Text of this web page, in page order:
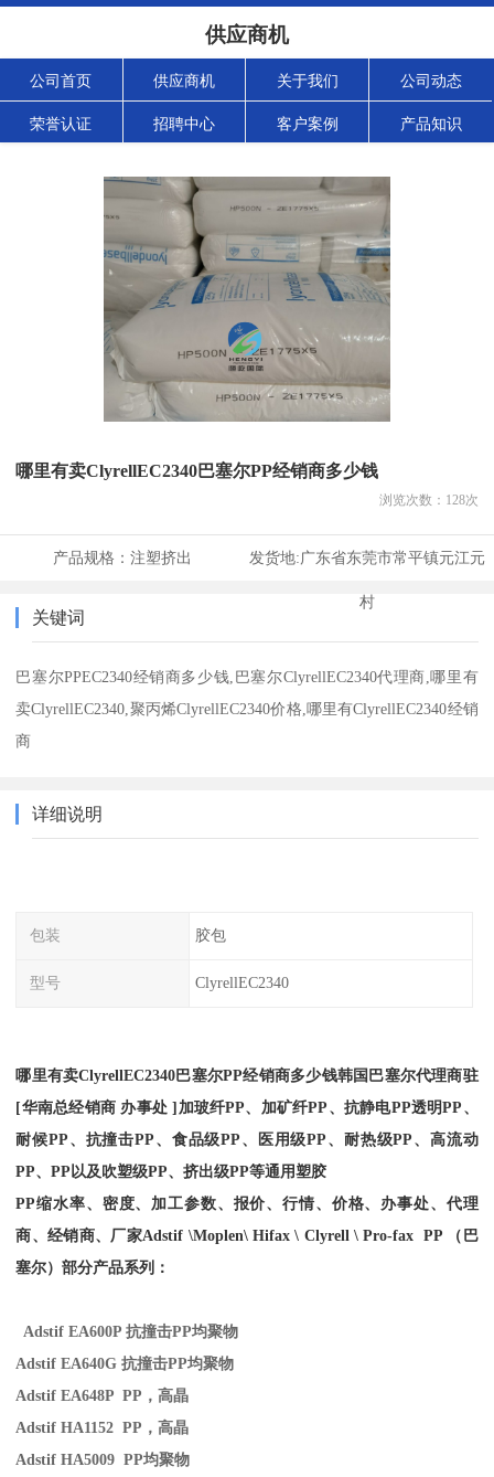
供应商机
公司首页 供应商机 关于我们 公司动态
荣誉认证 招聘中心 客户案例 产品知识
哪里有卖ClyrellEC2340巴塞尔PP经销商多少钱
浏览次数： 128次
产品规格： 注塑挤出 发货地:广东省东莞市常平镇元江元
村
关键词
巴塞尔PPEC2340经销商多少钱,巴塞尔ClyrellEC2340代理商,哪里有
卖ClyrellEC2340,聚丙烯ClyrellEC2340价格,哪里有ClyrellEC2340经销
商
详细说明
包装 胶包
型号 ClyrellEC2340
哪里有卖ClyrellEC2340 巴塞尔PP经销商多少钱韩国巴塞尔代理商驻
[华南总经销商 办事处 ]加玻纤PP、加矿纤PP、抗静电PP透明PP、
耐候PP、抗撞击PP、食品级PP、医用级PP、耐热级PP、高流动
PP、PP以及吹塑级PP、挤出级PP等通用塑胶
PP缩水率、密度、加工参数、报价、行情、价格、办事处、代理
商、经销商、厂家Adstif \Moplen\ Hifax \ Clyrell \ Pro-fax PP （巴
塞尔）部分产品系列：
Adstif EA600P抗撞击PP均聚物
Adstif EA640G抗撞击PP均聚物
Adstif EA648P PP ，高晶
Adstif HA1152 PP ，高晶
Adstif HA5009 PP均聚物